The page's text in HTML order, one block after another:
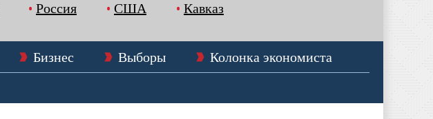
Россия США Кавказ
Бизнес Выборы
Колонка экономиста